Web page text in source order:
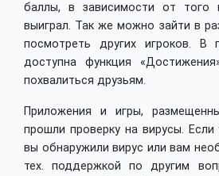
баллы, в зависимости от того
выиграл. Так же можно зайти в
посмотреть других игроков. В
доступна функция
похвалиться друзьям.
Приложения и игры,
прошли проверку на вирусы.
вы обнаружили вирус или вам
тех. поддержкой по другим